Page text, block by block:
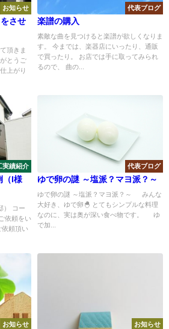
お知らせ
させ
頂きま
とうご
上がり
代表ブログ
楽譜の購入
素敵な曲を見つけると楽譜が欲しくなりま
す。 今までは、楽器店にいったり、通販
で買ったり。 お店では手に取ってみられ
るので、 曲の...
実績紹介
（I様
） コー
依頼をい
頼頂い
代表ブログ
ゆで卵の謎 ～塩派？マヨ派？～
ゆで卵の謎 ～塩派？マヨ派？～ みんな
大好き、ゆで卵🐣 とてもシンプルな料理
なのに、実は奥が深い食べ物です。 ゆ
で加...
お知らせ お知らせ